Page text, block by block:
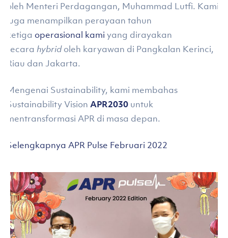
oleh Menteri Perdagangan, Muhammad Lutfi. Kami
juga menampilkan perayaan tahun
ketiga operasional kamiyang dirayakan
secarahybridoleh karyawan di Pangkalan Kerinci,
Riau dan Jakarta.
Mengenai Sustainability, kami membahas
Sustainability VisionAPR2030 untuk
mentransformasi APR di masa depan.
Selengkapnya APR Pulse Februari 2022